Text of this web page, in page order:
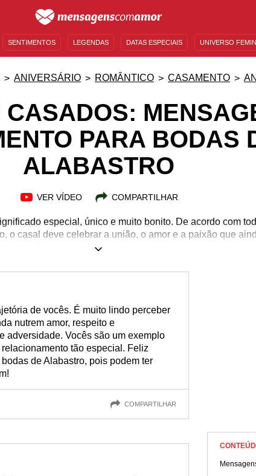
SENTIMENTOS LEGENDAS DATAS ESPECIAIS UNIVERSO
ANIVERSÁRIO ROMÂNTICO CASAMENTO
CASADOS:
PARA BODAS
ALABASTRO
VER VÍDEO COMPARTILHAR
especial, único e muito bonito. De acordo com
o casal deve celebrar a união, o amor e a paixão que
um relacionamento por tanto tempo, e com certeza esse
o seu amor uma mensagem comemorativa de bodas de
certeza vai descrever os sentimentos que você sente
de vocês. É muito lindo perceber
nutrem amor, respeito e
adversidade. Vocês são um exemplo
tão especial. Feliz
de Alabastro, pois podem ter
COMPARTILHAR